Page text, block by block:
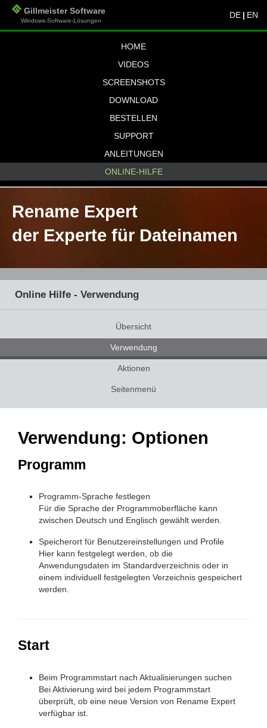
Gillmeister Software
Windows-Software-Lösungen
DE | EN
HOME
VIDEOS
SCREENSHOTS
DOWNLOAD
BESTELLEN
SUPPORT
ANLEITUNGEN
ONLINE-HILFE
Rename Expert
der Experte für Dateinamen
Online Hilfe - Verwendung
Übersicht
Verwendung
Aktionen
Seitenmenü
Verwendung: Optionen
Programm
Programm-Sprache festlegen
Für die Sprache der Programmoberfläche kann
zwischen Deutsch und Englisch gewählt werden.
Speicherort für Benutzereinstellungen und Profile
Hier kann festgelegt werden, ob die
Anwendungsdaten im Standardverzeichnis oder in
einem individuell festgelegten Verzeichnis gespeichert
werden.
Start
Beim Programmstart nach Aktualisierungen suchen
Bei Aktivierung wird bei jedem Programmstart
überprüft, ob eine neue Version von Rename Expert
verfügbar ist.